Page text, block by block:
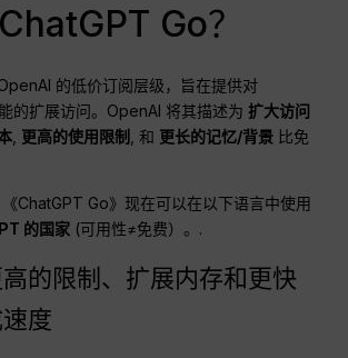
Go？
的低价订阅层级，旨在提供对
的扩展访问。OpenAI 将其描述为 扩大访问
更高的使用限制 , 和 更长的记忆/背景 比免
ChatGPT Go》现在可以在以下语言中使用
的国家 (可用性≠免费）。.
的限制、扩展内存和更快
度